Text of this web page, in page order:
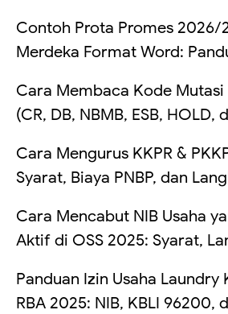
Contoh Prota Promes 2026/
Merdeka Format Word:
Cara Membaca Kode Mutasi
(CR, DB, NBMB, ESB, HOLD,
Cara Mengurus KKPR &
Syarat, Biaya PNBP, dan
Cara Mencabut NIB Usaha
Aktif di OSS 2025: Syarat,
Panduan Izin Usaha Laundry
RBA 2025: NIB, KBLI 96200,